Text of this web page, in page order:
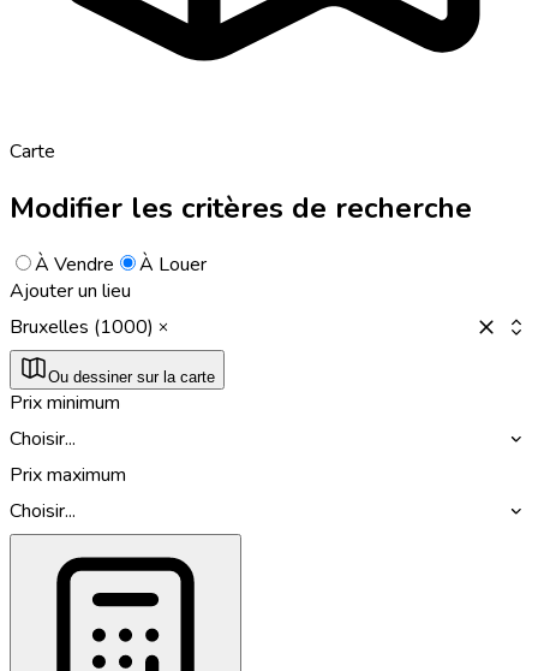
Carte
Modifier les critères de recherche
À Vendre
À Louer
Ajouter un lieu
Bruxelles (1000)
Ou dessiner sur la carte
Prix minimum
Choisir...
Prix maximum
Choisir...